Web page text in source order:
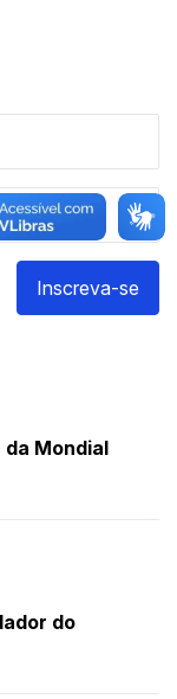
Inscreva-se
Mondial
do